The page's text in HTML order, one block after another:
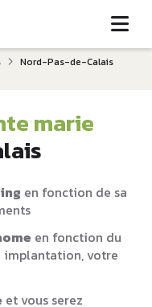
Nord-Pas-de-Calais
marie
en fonction de sa
en fonction du
implantation, votre
et vous serez